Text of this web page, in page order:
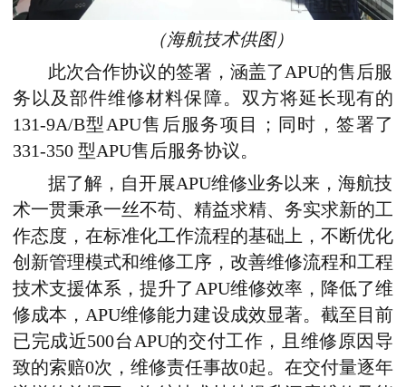
（海航技术供图）
此次合作协议的签署，涵盖了APU的售后服
务以及部件维修材料保障。双方将延长现有的
131-9A/B型APU售后服务项目；同时，签署了
331-350 型APU售后服务协议。
据了解，自开展APU维修业务以来，海航技
术一贯秉承一丝不苟、精益求精、务实求新的工
作态度，在标准化工作流程的基础上，不断优化
创新管理模式和维修工序，改善维修流程和工程
技术支援体系，提升了APU维修效率，降低了维
修成本，APU维修能力建设成效显著。截至目前
已完成近500台APU的交付工作，且维修原因导
致的索赔0次，维修责任事故0起。在交付量逐年